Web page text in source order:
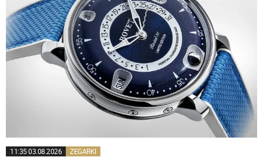
11:35 03.08.2026 ZEGARKI